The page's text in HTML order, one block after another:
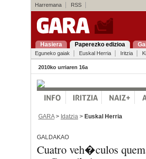
Harremana RSS
Hasiera Paperezko edizioa
Eguneko gaiak Euskal Herria Iritzia
2010ko urriaren 16a
GARA> Idatzia > Euskal Herria
GALDAKAO
Cuatro veh�culos